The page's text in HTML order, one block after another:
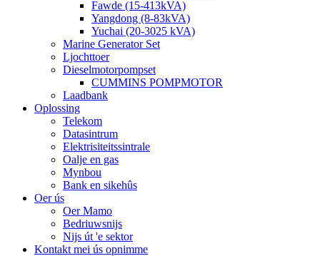
Fawde (15-413kVA)
Yangdong (8-83kVA)
Yuchai (20-3025 kVA)
Marine Generator Set
Ljochttoer
Dieselmotorpompset
CUMMINS POMPMOTOR
Laadbank
Oplossing
Telekom
Datasintrum
Elektrisiteitssintrale
Oalje en gas
Mynbou
Bank en sikehûs
Oer ús
Oer Mamo
Bedriuwsnijs
Nijs út 'e sektor
Kontakt mei ús opnimme